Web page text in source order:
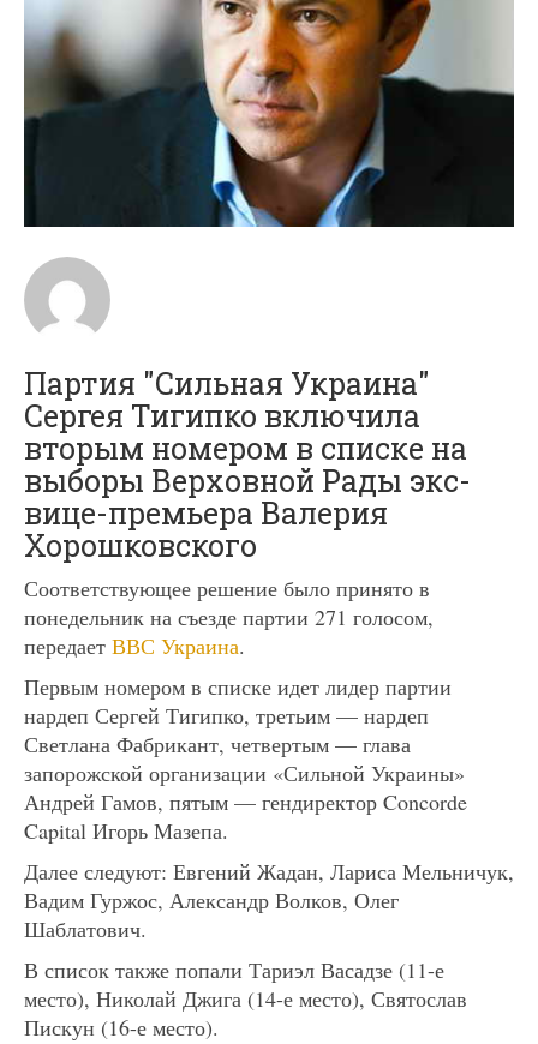
Партия "Сильная Украина"
Сергея Тигипко включила
вторым номером в списке на
выборы Верховной Рады экс-
вице-премьера Валерия
Хорошковского
Соответствующее решение было принято в
понедельник на съезде партии 271 голосом,
передает ВВС Украина.
Первым номером в списке идет лидер партии
нардеп Сергей Тигипко, третьим — нардеп
Светлана Фабрикант, четвертым — глава
запорожской организации «Сильной Украины»
Андрей Гамов, пятым — гендиректор Concorde
Capital Игорь Мазепа.
Далее следуют: Евгений Жадан, Лариса Мельничук,
Вадим Гуржос, Александр Волков, Олег
Шаблатович.
В список также попали Тариэл Васадзе (11-е
место), Николай Джига (14-е место), Святослав
Пискун (16-е место).